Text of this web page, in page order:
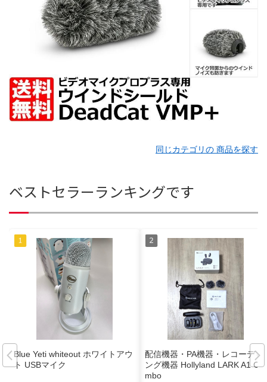
同じカテゴリの 商品を探す
ベストセラーランキングです
Blue Yeti whiteout ホワイトアウ
ト USBマイク
配信機器・PA機器・レコーディ
ング機器 Hollyland LARK A1 Co
mbo